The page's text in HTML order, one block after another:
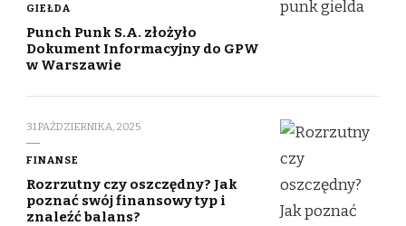
GIEŁDA
Punch Punk S.A. złożyło
Dokument Informacyjny do GPW
w Warszawie
31 PAŹDZIERNIKA, 2025
FINANSE
Rozrzutny czy oszczędny? Jak
poznać swój finansowy typ i
znaleźć balans?